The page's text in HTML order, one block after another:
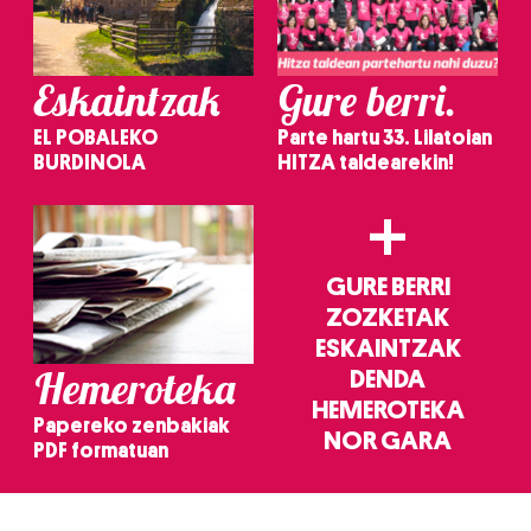
Eskaintzak
EL POBALEKO
BURDINOLA
Gure berri.
Parte hartu 33. Lilatoian
HITZA taldearekin!
Hemeroteka
Papereko zenbakiak
PDF formatuan
+
GURE BERRI
ZOZKETAK
ESKAINTZAK
DENDA
HEMEROTEKA
NOR GARA